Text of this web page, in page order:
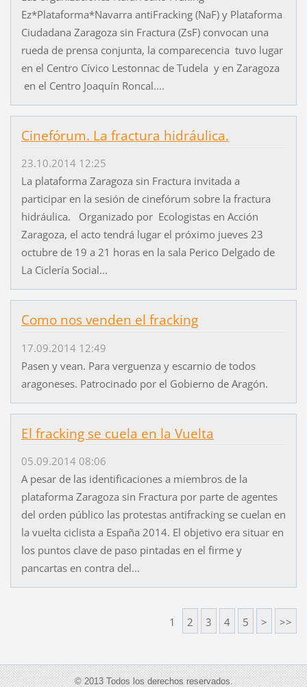
Ez*Plataforma*Navarra antiFracking (NaF) y Plataforma
Ciudadana Zaragoza sin Fractura (ZsF) convocan una
rueda de prensa conjunta, la comparecencia tuvo lugar
en el Centro Cívico Lestonnac de Tudela y en Zaragoza
en el Centro Joaquín Roncal....
Cinefórum. La fractura hidráulica.
23.10.2014 12:25
La plataforma Zaragoza sin Fractura invitada a
participar en la sesión de cinefórum sobre la fractura
hidráulica. Organizado por Ecologistas en Acción
Zaragoza, el acto tendrá lugar el próximo jueves 23
octubre de 19 a 21 horas en la sala Perico Delgado de
La Ciclería Social...
Como nos venden el fracking
17.09.2014 12:49
Pasen y vean. Para verguenza y escarnio de todos
aragoneses. Patrocinado por el Gobierno de Aragón.
El fracking se cuela en la Vuelta
05.09.2014 08:06
A pesar de las identificaciones a miembros de la
plataforma Zaragoza sin Fractura por parte de agentes
del orden público las protestas antifracking se cuelan en
la vuelta ciclista a España 2014. El objetivo era situar en
los puntos clave de paso pintadas en el firme y
pancartas en contra del...
1 2 3 4 5 > >>
© 2013 Todos los derechos reservados.